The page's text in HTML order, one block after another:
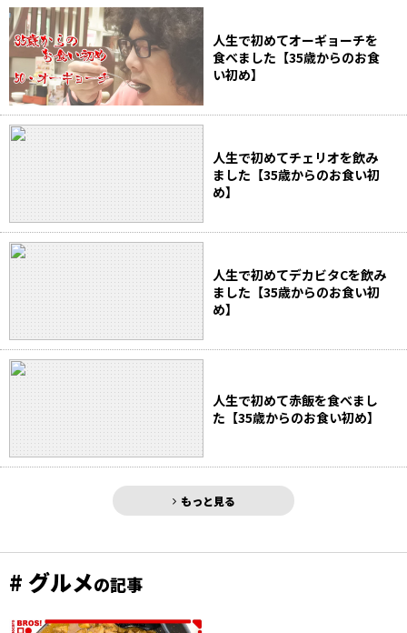
人生で初めてオーギョーチを
食べました【35歳からのお食
い初め】
人生で初めてチェリオを飲み
ました【35歳からのお食い初
め】
人生で初めてデカビタCを飲み
ました【35歳からのお食い初
め】
人生で初めて赤飯を食べまし
た【35歳からのお食い初め】
もっと見る
# グルメの記事